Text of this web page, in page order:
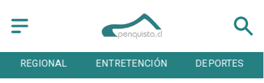
REGIONAL ENTRETENCIÓN DEPORTES